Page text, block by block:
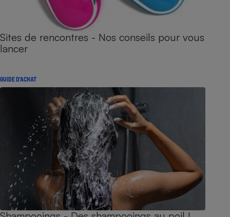
Sites de rencontres - Nos conseils pour vous
lancer
GUIDE D'ACHAT